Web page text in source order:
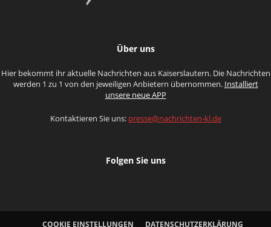
Über uns
Hier bekommt ihr aktuelle Nachrichten aus Kaiserslautern. Die Nachrichten
werden 1 zu 1 von den jeweiligen Anbietern übernommen. Installiert
unsere neue APP
Kontaktieren Sie uns: presse@nachrichten-kl.de
Folgen Sie uns
COOKIE EINSTELLUNGEN DATENSCHUTZERKLÄRUNG